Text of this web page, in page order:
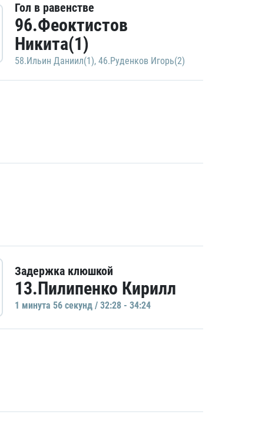
Гол в равенстве
96.Феоктистов
Никита(1)
58.Ильин Даниил(1), 46.Руденков Игорь(2)
Задержка клюшкой
13.Пилипенко Кирилл
1 минутa 56 секунд / 32:28 - 34:24